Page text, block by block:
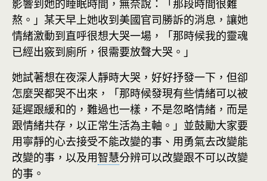
影響到她的睡眠時間，無奈說：「那段時間很難
熬。」某天早上她收到美國官司勝訴的消息，讓她
情緒激動到直呼很想大哭一場，「那時候我的靈魂
已經出竅到廁所，很需要放聲大哭。」
她試著想在夜深人靜時大哭，好好抒發一下，但卻
怎麼哭都哭不出來，「那時候發現有些情緒可以被
延遲跟緩和的，難過也一樣，不是忽略情緒，而是
跟情緒共存，以正常生活為主軸。」並鼓勵大家要
用寧靜的心去接受不能改變的事、用勇氣去改變能
改變的事，以及用智慧分辨可以改變跟不可以改變
的事。